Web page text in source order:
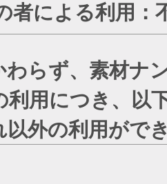
者による利用：
らず、素材ナ
利用につき、以
以外の利用がで